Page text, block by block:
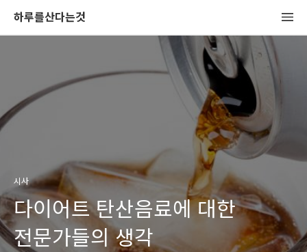
하루를산다는것
시사
다이어트 탄산음료에 대한
전문가들의 생각